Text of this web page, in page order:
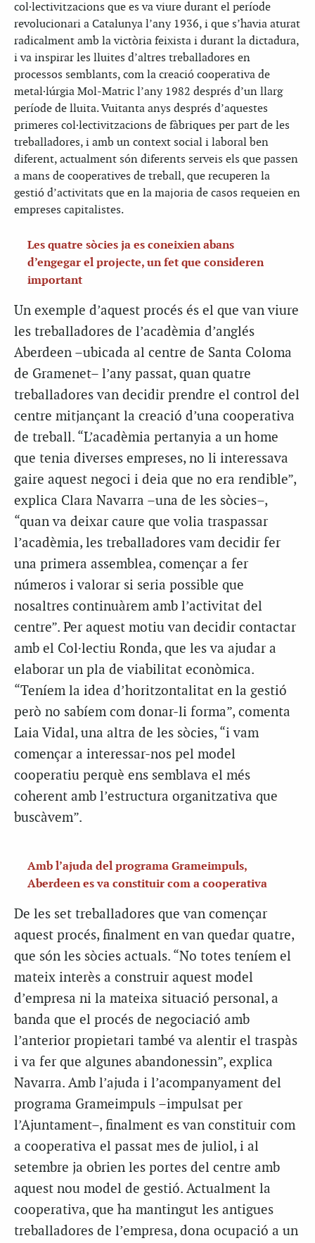
col·lectivitzacions que es va viure durant el període
revolucionari a Catalunya l’any 1936, i que s’havia aturat
radicalment amb la victòria feixista i durant la dictadura,
i va inspirar les lluites d’altres treballadores en
processos semblants, com la creació cooperativa de
metal·lúrgia Mol-Matric l’any 1982 després d’un llarg
període de lluita. Vuitanta anys després d’aquestes
primeres col·lectivitzacions de fàbriques per part de les
treballadores, i amb un context social i laboral ben
diferent, actualment són diferents serveis els que passen
a mans de cooperatives de treball, que recuperen la
gestió d’activitats que en la majoria de casos requeien en
empreses capitalistes.
Les quatre sòcies ja es coneixien abans
d’engegar el projecte, un fet que consideren
important
Un exemple d’aquest procés és el que van viure
les treballadores de l’acadèmia d’anglés
Aberdeen –ubicada al centre de Santa Coloma
de Gramenet– l’any passat, quan quatre
treballadores van decidir prendre el control del
centre mitjançant la creació d’una cooperativa
de treball. “L’acadèmia pertanyia a un home
que tenia diverses empreses, no li interessava
gaire aquest negoci i deia que no era rendible”,
explica Clara Navarra –una de les sòcies–,
“quan va deixar caure que volia traspassar
l’acadèmia, les treballadores vam decidir fer
una primera assemblea, començar a fer
números i valorar si seria possible que
nosaltres continuàrem amb l’activitat del
centre”. Per aquest motiu van decidir contactar
amb el Col·lectiu Ronda, que les va ajudar a
elaborar un pla de viabilitat econòmica.
“Teníem la idea d’horitzontalitat en la gestió
però no sabíem com donar-li forma”, comenta
Laia Vidal, una altra de les sòcies, “i vam
començar a interessar-nos pel model
cooperatiu perquè ens semblava el més
coherent amb l’estructura organitzativa que
buscàvem”.
Amb l’ajuda del programa Grameimpuls,
Aberdeen es va constituir com a cooperativa
De les set treballadores que van començar
aquest procés, finalment en van quedar quatre,
que són les sòcies actuals. “No totes teníem el
mateix interès a construir aquest model
d’empresa ni la mateixa situació personal, a
banda que el procés de negociació amb
l’anterior propietari també va alentir el traspàs
i va fer que algunes abandonessin”, explica
Navarra. Amb l’ajuda i l’acompanyament del
programa Grameimpuls –impulsat per
l’Ajuntament–, finalment es van constituir com
a cooperativa el passat mes de juliol, i al
setembre ja obrien les portes del centre amb
aquest nou model de gestió. Actualment la
cooperativa, que ha mantingut les antigues
treballadores de l’empresa, dona ocupació a un